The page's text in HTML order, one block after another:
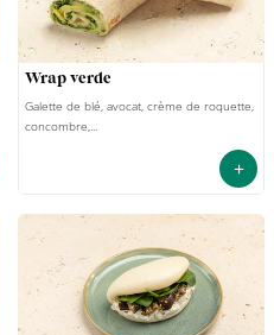
wrap verde
Galette de blé, avocat, crème de roquette,
concombre,...
+